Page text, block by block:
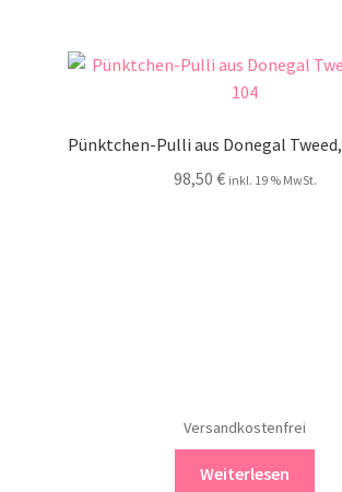
Pünktchen-Pulli aus Donegal
98,50 € inkl. 19 % MwSt.
Versandkostenfrei
Weiterlesen